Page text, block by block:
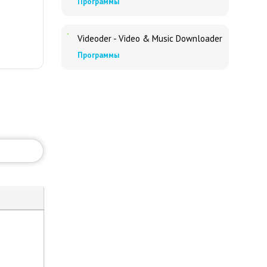
Videoder - Video & Music Downloader
Программы